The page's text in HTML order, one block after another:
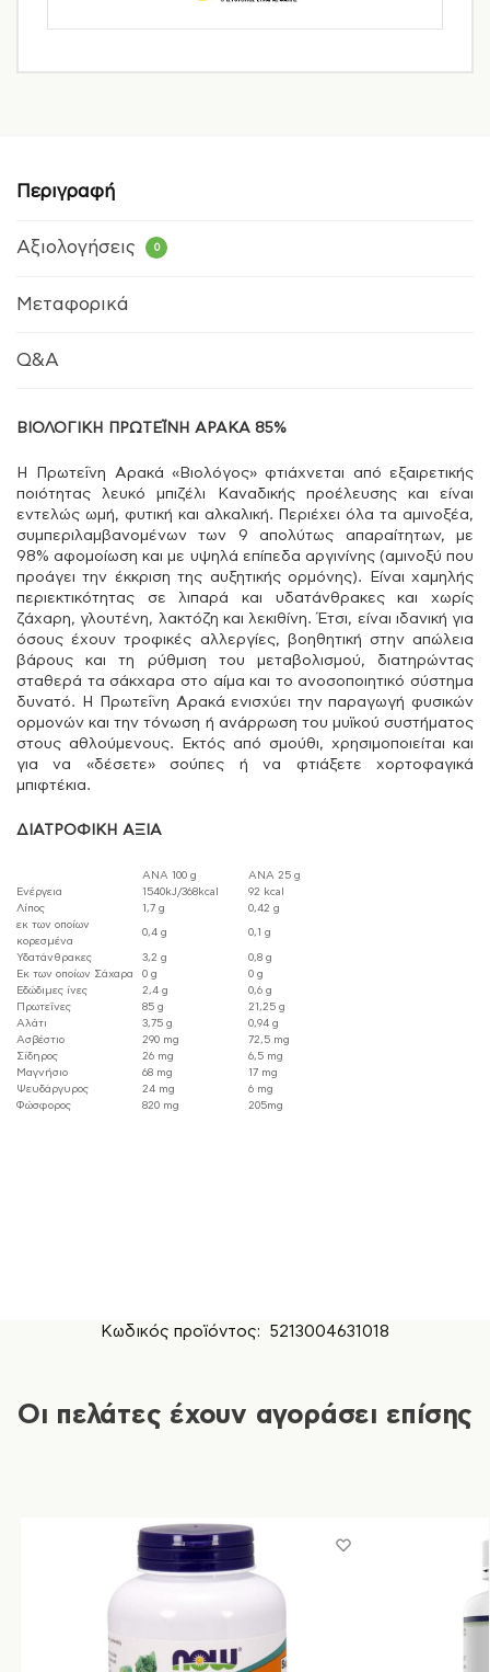
Περιγραφή
Αξιολογήσεις 0
Μεταφορικά
Q&A
ΒΙΟΛΟΓΙΚΗ ΠΡΩΤΕΪΝΗ ΑΡΑΚΑ 85%
Η Πρωτεΐνη Αρακά «Βιολόγος» φτιάχνεται από εξαιρετικής
ποιότητας λευκό μπιζέλι Καναδικής προέλευσης και είναι
εντελώς ωμή, φυτική και αλκαλική. Περιέχει όλα τα αμινοξέα,
συμπεριλαμβανομένων των 9 απολύτως απαραίτητων, με
98% αφομοίωση και με υψηλά επίπεδα αργινίνης (αμινοξύ που
προάγει την έκκριση της αυξητικής ορμόνης). Είναι χαμηλής
περιεκτικότητας σε λιπαρά και υδατάνθρακες και χωρίς
ζάχαρη, γλουτένη, λακτόζη και λεκιθίνη. Έτσι, είναι ιδανική για
όσους έχουν τροφικές αλλεργίες, βοηθητική στην απώλεια
βάρους και τη ρύθμιση του μεταβολισμού, διατηρώντας
σταθερά τα σάκχαρα στο αίμα και το ανοσοποιητικό σύστημα
δυνατό. Η Πρωτεΐνη Αρακά ενισχύει την παραγωγή φυσικών
ορμονών και την τόνωση ή ανάρρωση του μυϊκού συστήματος
στους αθλούμενους. Εκτός από σμούθι, χρησιμοποιείται και
για να «δέσετε» σούπες ή να φτιάξετε χορτοφαγικά
μπιφτέκια.
ΔΙΑΤΡΟΦΙΚΗ ΑΞΙΑ
ΑΝΑ 100 g
ANA 25 g
Ενέργεια
1540kJ/368kcal
92 kcal
Λίπος
1,7 g
0,42 g
εκ των οποίων
κορεσμένα
0,4 g 0,1 g
Υδατάνθρακες 3,2 g
0,8 g
Εκ των οποίων Σάχαρα
0 g
0 g
Εδώδιμες ίνες
2,4 g
0,6 g
Πρωτεΐνες
85 g
21,25 g
Αλάτι
3,75 g
0,94 g
Ασβέστιο
290 mg
72,5 mg
Σίδηρος
26 mg
6,5 mg
Μαγνήσιο
68 mg
17 mg
Ψευδάργυρος
24 mg
6 mg
Φώσφορος
820 mg 205mg
Κωδικός προϊόντος: 5213004631018
Οι πελάτες έχουν αγοράσει επίσης